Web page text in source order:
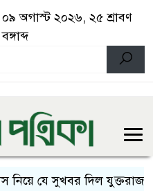
অগাস্ট ২০২৬, ২৫ শ্রাবণ
যে সুখবর দিল যুক্তরাজ্য